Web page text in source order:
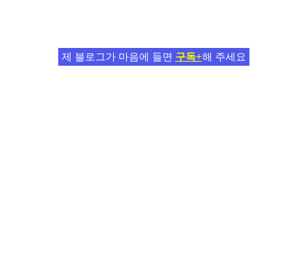
제 블로그가 마음에 들면 구독+해 주세요